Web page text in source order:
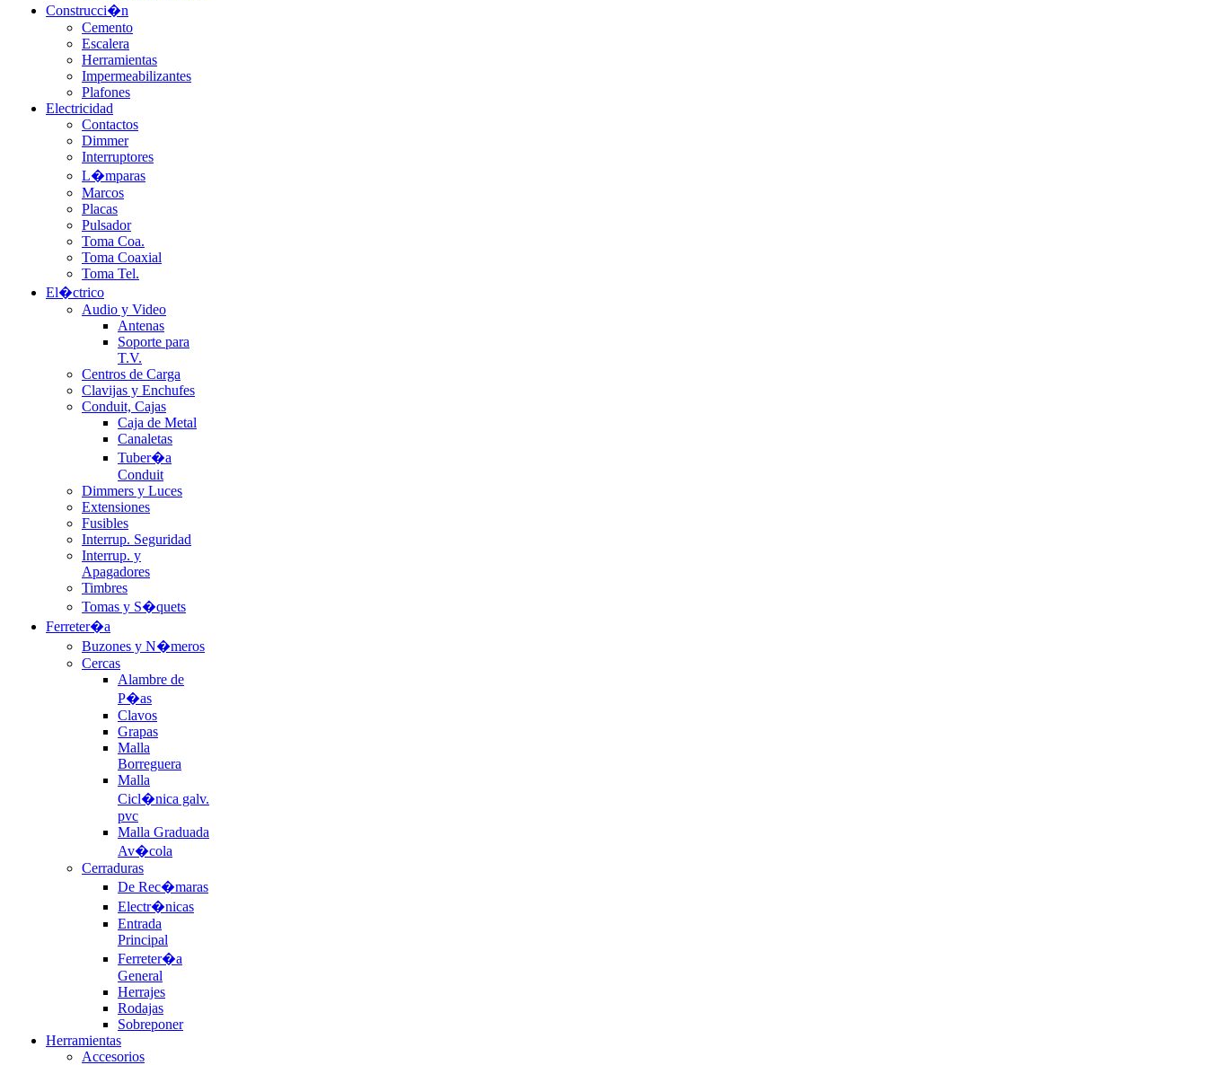
Construcci�n
Cemento
Escalera
Herramientas
Impermeabilizantes
Plafones
Electricidad
Contactos
Dimmer
Interruptores
L�mparas
Marcos
Placas
Pulsador
Toma Coa.
Toma Coaxial
Toma Tel.
El�ctrico
Audio y Video
Antenas
Soporte para
T.V.
Centros de Carga
Clavijas y Enchufes
Conduit, Cajas
Caja de Metal
Canaletas
Tuber�a
Conduit
Dimmers y Luces
Extensiones
Fusibles
Interrup. Seguridad
Interrup. y
Apagadores
Timbres
Tomas y S�quets
Ferreter�a
Buzones y N�meros
Cercas
Alambre de
P�as
Clavos
Grapas
Malla
Borreguera
Malla
Cicl�nica galv.
pvc
Malla Graduada
Av�cola
Cerraduras
De Rec�maras
Electr�nicas
Entrada
Principal
Ferreter�a
General
Herrajes
Rodajas
Sobreponer
Herramientas
Accesorios